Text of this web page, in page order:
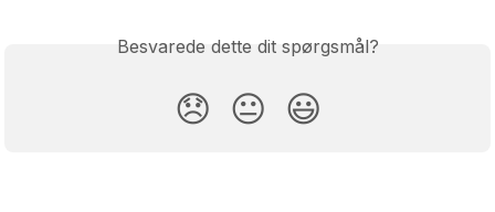
Besvarede dette dit spørgsmål?
😞 😐 😃